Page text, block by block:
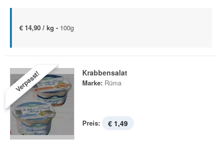
€ 14,90 / kg - 100g
Verpasst! Krabbensalat
Marke: Rüma
Preis: € 1,49